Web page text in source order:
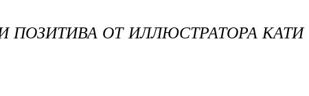
ПОЗИТИВА ОТ ИЛЛЮСТРАТОРА КАТИ